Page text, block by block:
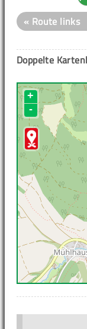
« Route links
Doppelte
+
-